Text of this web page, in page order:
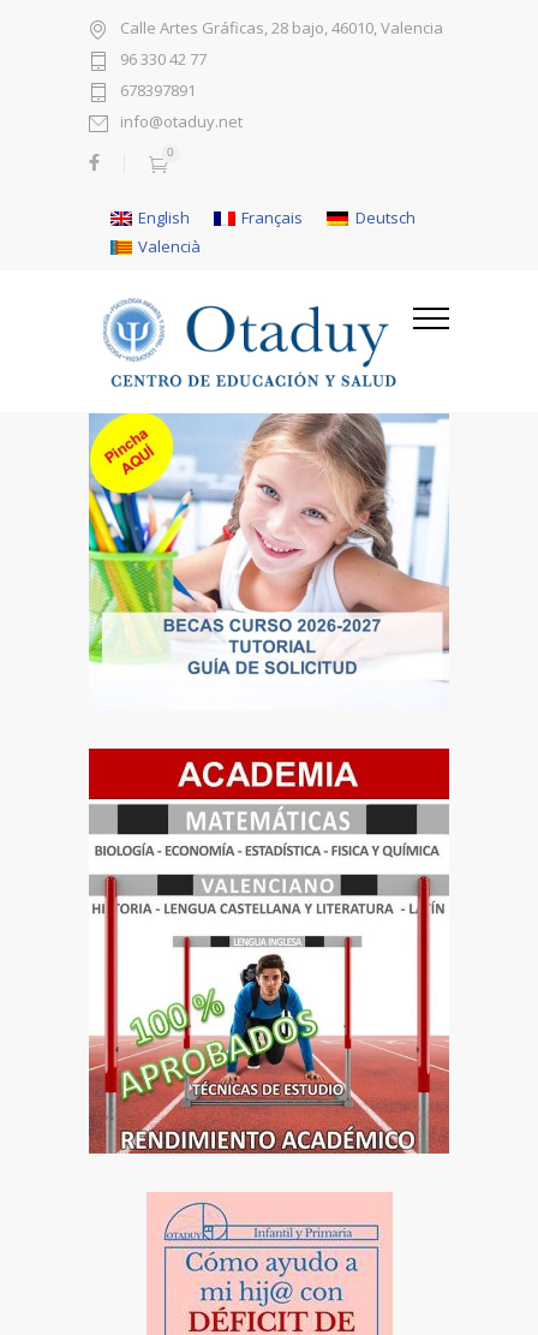
Calle Artes Gráficas, 28 bajo, 46010, Valencia
96 330 42 77
678397891
info@otaduy.net
0
English Français
Deutsch
Valencià